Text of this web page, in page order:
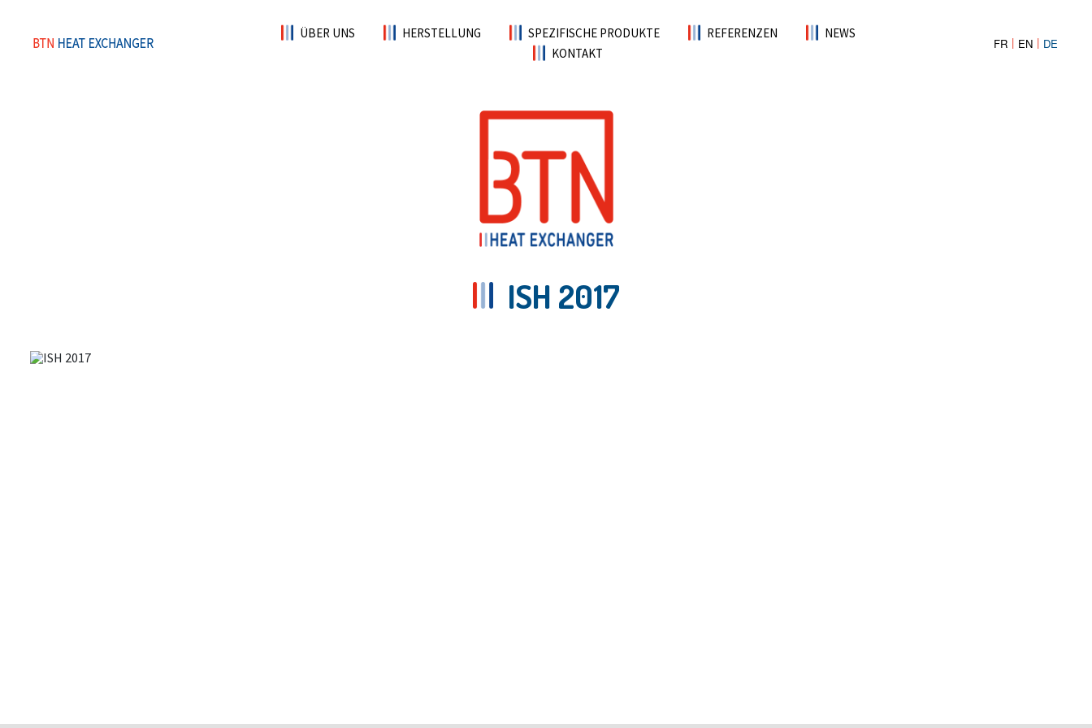
FR EN DE
ÜBER UNS HERSTELLUNG SPEZIFISCHE PRODUKTE REFERENZEN
NEWS
KONTAKT
ISH 2017